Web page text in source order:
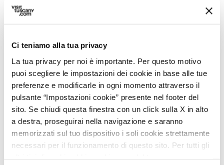
Ci teniamo alla tua privacy
La tua privacy per noi è importante. Per questo motivo
puoi scegliere le impostazioni dei cookie in base alle tue
preferenze e modificarle in ogni momento attraverso il
pulsante “Impostazioni cookie” presente nel footer del
sito. Se chiudi questa finestra con un click sulla X in alto
a destra, proseguirai nella navigazione e saranno
memorizzati sul tuo dispositivo i soli cookie strettamente
necessari per il funzionamento di questo sito. Per tutti gli
Wi-Fi
room_service Accoglienza
Servizio Fax
Carta di credito
restaurant Ristorazione
Ristorante
bed Camere